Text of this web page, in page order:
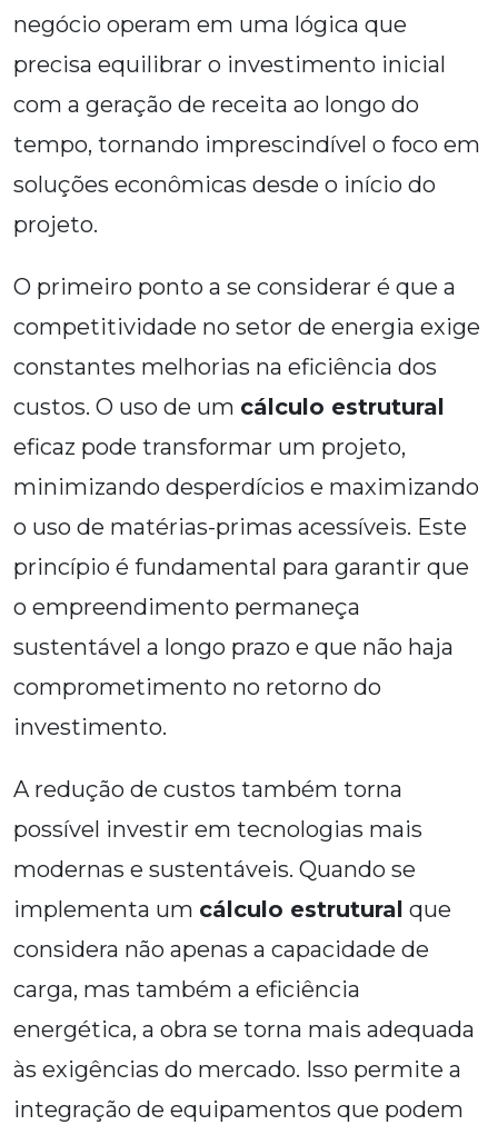
negócio operam em uma lógica que
precisa equilibrar o investimento inicial
com a geração de receita ao longo do
tempo, tornando imprescindível o foco em
soluções econômicas desde o início do
projeto.
O primeiro ponto a se considerar é que a
competitividade no setor de energia exige
constantes melhorias na eficiência dos
custos. O uso de um cálculo estrutural
eficaz pode transformar um projeto,
minimizando desperdícios e maximizando
o uso de matérias-primas acessíveis. Este
princípio é fundamental para garantir que
o empreendimento permaneça
sustentável a longo prazo e que não haja
comprometimento no retorno do
investimento.
A redução de custos também torna
possível investir em tecnologias mais
modernas e sustentáveis. Quando se
implementa um cálculo estrutural que
considera não apenas a capacidade de
carga, mas também a eficiência
energética, a obra se torna mais adequada
às exigências do mercado. Isso permite a
integração de equipamentos que podem